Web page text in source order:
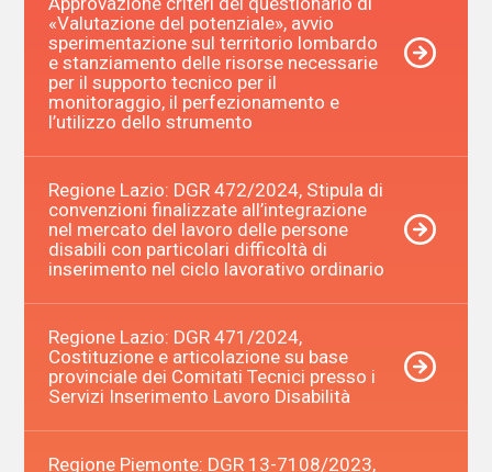
«Valutazione del potenziale», avvio
sperimentazione sul territorio lombardo
e stanziamento delle risorse necessarie
per il supporto tecnico per il
monitoraggio, il perfezionamento e
l’utilizzo dello strumento
Regione Lazio: DGR 472/2024, Stipula di
convenzioni finalizzate all’integrazione
nel mercato del lavoro delle persone
disabili con particolari difficoltà di
inserimento nel ciclo lavorativo ordinario
Regione Lazio: DGR 471/2024,
Costituzione e articolazione su base
provinciale dei Comitati Tecnici presso i
Servizi Inserimento Lavoro Disabilità
Regione Piemonte: DGR 13-7108/2023,